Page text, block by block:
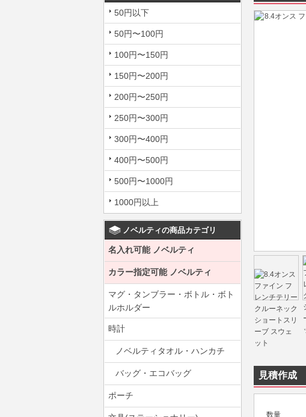
50円以下
50円〜100円
100円〜150円
150円〜200円
200円〜250円
250円〜300円
300円〜400円
400円〜500円
500円〜1000円
1000円以上
ノベルティの商品カテゴリ
名入れ可能 ノベルティ
カラー指定可能 ノベルティ
マグ・タンブラー・ボトル・ボト
ルホルダー
時計
ノベルティタオル・ハンカチ
バッグ・エコバッグ
ポーチ
見積作成
数量